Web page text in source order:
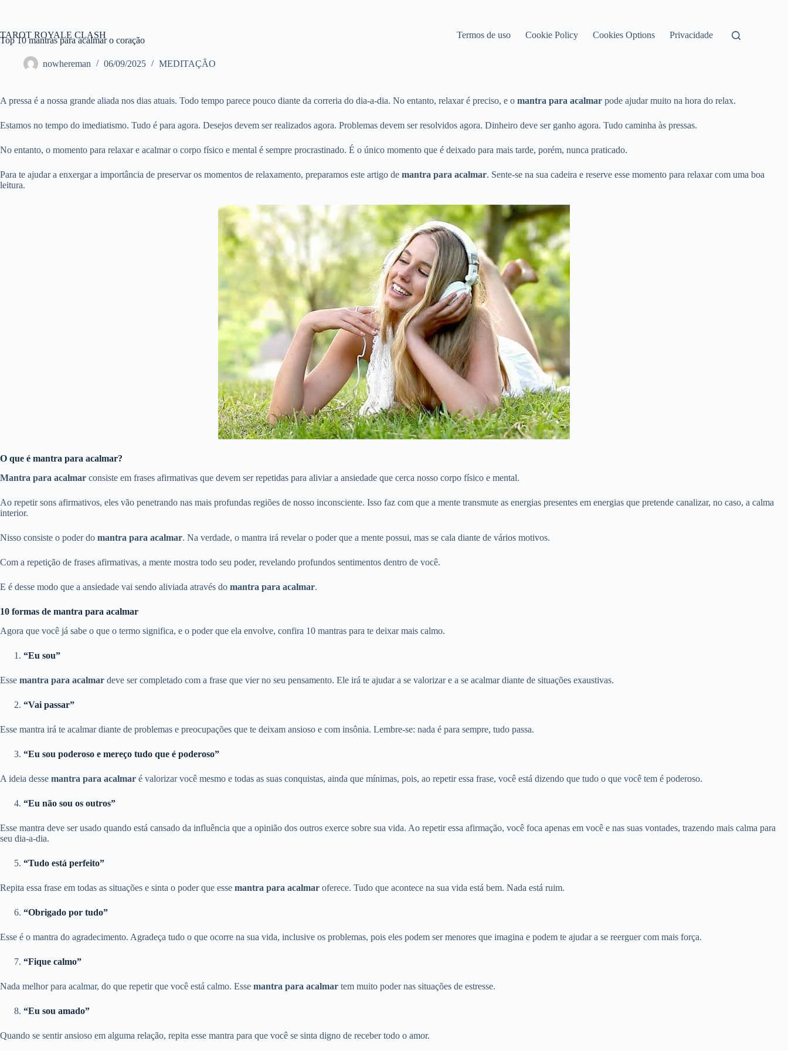
conteúdo
TAROT ROYALE CLASH Termos de uso Cookie Policy Cookies Options Privacidade
Top 10 mantras para acalmar o coração
nowhereman 06/09/2025 MEDITAÇÃO
A pressa é a nossa grande aliada nos dias atuais. Todo tempo parece pouco diante da correria do dia-a-dia. No entanto, relaxar é preciso, e o mantra para acalmar pode ajudar muito na hora do relax.
Estamos no tempo do imediatismo. Tudo é para agora. Desejos devem ser realizados agora. Problemas devem ser resolvidos agora. Dinheiro deve ser ganho agora. Tudo caminha às pressas.
No entanto, o momento para relaxar e acalmar o corpo físico e mental é sempre procrastinado. É o único momento que é deixado para mais tarde, porém, nunca praticado.
Para te ajudar a enxergar a importância de preservar os momentos de relaxamento, preparamos este artigo de mantra para acalmar. Sente-se na sua cadeira e reserve esse momento para relaxar com uma boa
leitura.
O que é mantra para acalmar?
Mantra para acalmar consiste em frases afirmativas que devem ser repetidas para aliviar a ansiedade que cerca nosso corpo físico e mental.
Ao repetir sons afirmativos, eles vão penetrando nas mais profundas regiões de nosso inconsciente. Isso faz com que a mente transmute as energias presentes em energias que pretende canalizar, no caso, a calma
interior.
Nisso consiste o poder do mantra para acalmar. Na verdade, o mantra irá revelar o poder que a mente possui, mas se cala diante de vários motivos.
Com a repetição de frases afirmativas, a mente mostra todo seu poder, revelando profundos sentimentos dentro de você.
E é desse modo que a ansiedade vai sendo aliviada através do mantra para acalmar.
10 formas de mantra para acalmar
Agora que você já sabe o que o termo significa, e o poder que ela envolve, confira 10 mantras para te deixar mais calmo.
“Eu sou”
Esse mantra para acalmar deve ser completado com a frase que vier no seu pensamento. Ele irá te ajudar a se valorizar e a se acalmar diante de situações exaustivas.
“Vai passar”
Esse mantra irá te acalmar diante de problemas e preocupações que te deixam ansioso e com insônia. Lembre-se: nada é para sempre, tudo passa.
“Eu sou poderoso e mereço tudo que é poderoso”
A ideia desse mantra para acalmar é valorizar você mesmo e todas as suas conquistas, ainda que mínimas, pois, ao repetir essa frase, você está dizendo que tudo o que você tem é poderoso.
“Eu não sou os outros”
Esse mantra deve ser usado quando está cansado da influência que a opinião dos outros exerce sobre sua vida. Ao repetir essa afirmação, você foca apenas em você e nas suas vontades, trazendo mais calma para
seu dia-a-dia.
“Tudo está perfeito”
Repita essa frase em todas as situações e sinta o poder que esse mantra para acalmar oferece. Tudo que acontece na sua vida está bem. Nada está ruim.
“Obrigado por tudo”
Esse é o mantra do agradecimento. Agradeça tudo o que ocorre na sua vida, inclusive os problemas, pois eles podem ser menores que imagina e podem te ajudar a se reerguer com mais força.
“Fique calmo”
Nada melhor para acalmar, do que repetir que você está calmo. Esse mantra para acalmar tem muito poder nas situações de estresse.
“Eu sou amado”
Quando se sentir ansioso em alguma relação, repita esse mantra para que você se sinta digno de receber todo o amor.